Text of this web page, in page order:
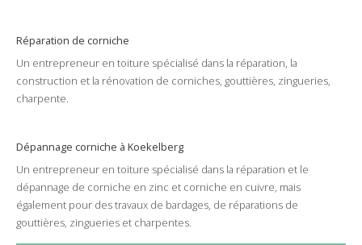
Réparation de corniche
Un entrepreneur en toiture spécialisé dans la réparation, la
construction et la rénovation de corniches, gouttières, zingueries,
charpente.
Dépannage corniche à Koekelberg
Un entrepreneur en toiture spécialisé dans la réparation et le
dépannage de corniche en zinc et corniche en cuivre, mais
également pour destravaux de bardages, de réparations de
gouttières, zingueries et charpentes.